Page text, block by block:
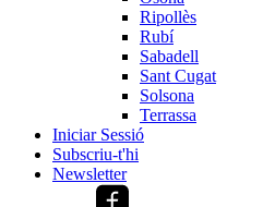
Ripollès
Rubí
Sabadell
Sant Cugat
Solsona
Terrassa
Iniciar Sessió
Subscriu-t'hi
Newsletter